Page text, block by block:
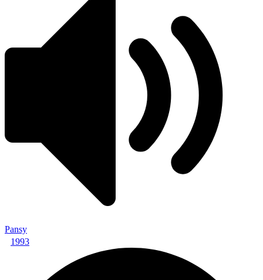
Pansy
1993